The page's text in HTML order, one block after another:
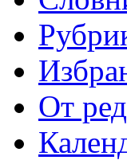
От